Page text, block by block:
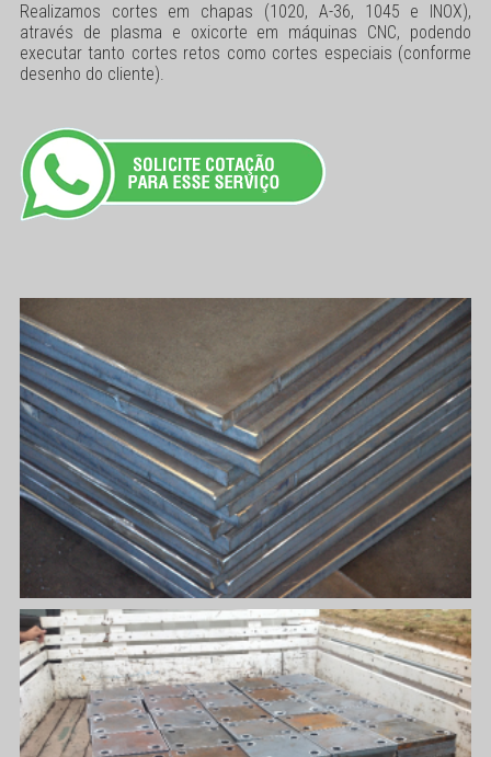
Realizamos cortes em chapas (1020, A-36, 1045 e INOX),
através de plasma e oxicorte em máquinas CNC, podendo
executar tanto cortes retos como cortes especiais (conforme
desenho do cliente).